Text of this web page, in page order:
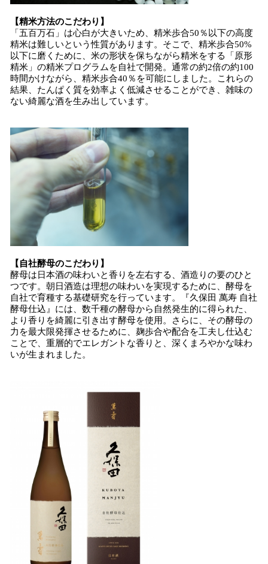
【精米方法のこだわり】
「五百万石」は心白が大きいため、精米歩合50％以下の高度
精米は難しいという性質があります。そこで、精米歩合50%
以下に磨くために、米の形状を保ちながら精米をする「原形
精米」の精米プログラムを自社で開発。通常の約2倍の約100
時間かけながら、精米歩合40％を可能にしました。これらの
結果、たんぱく質を効率よく低減させることができ、雑味の
ない綺麗な酒を生み出しています。
【自社酵母のこだわり】
酵母は日本酒の味わいと香りを左右する、酒造りの要のひと
つです。朝日酒造は理想の味わいを実現するために、酵母を
自社で育種する基礎研究を行っています。『久保田 萬寿 自社
酵母仕込』には、数千種の酵母から自然発生的に得られた、
より香りを綺麗に引き出す酵母を使用。さらに、その酵母の
力を最大限発揮させるために、麹歩合や配合を工夫し仕込む
ことで、重層的でエレガントな香りと、深くまろやかな味わ
いが生まれました。